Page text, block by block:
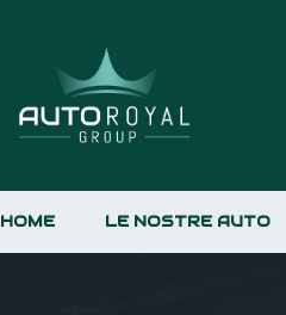
HOME LE NOSTRE AUTO